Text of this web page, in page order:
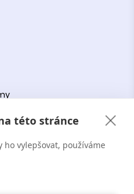
této stránce
vylepšovat, používáme
2026. Všechna práva
Terapie CZ s.r.o. IČO: